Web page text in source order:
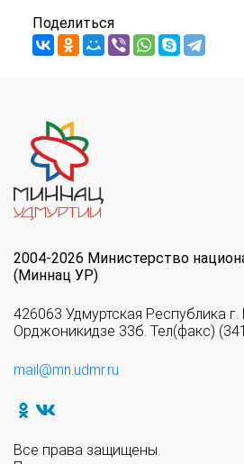
Поделиться
2004-2026 Министерство
(Миннац УР)
426063 Удмуртская Республика
Орджоникидзе 33б. Тел(факс)
mail@mn.udmr.ru
Все права защищены.